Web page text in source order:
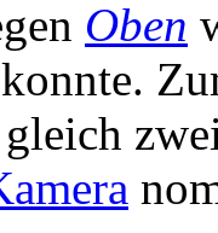
Oben
gleich